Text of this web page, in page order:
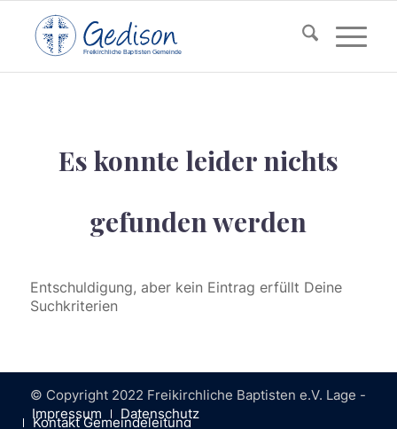
F reikirchlic heBa ptisten Gemeinde
Es konnte leider nichts
gefunden werden
Entschuldigung, aber kein Eintrag erfüllt Deine
Suchkriterien
© Copyright 2022 Freikirchliche Baptisten e.V. Lage -
Impressum
Datenschutz
Kontakt Gemeindeleitung